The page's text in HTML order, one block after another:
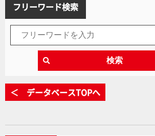
フリーワード検索
検索
＜ データベースTOPへ